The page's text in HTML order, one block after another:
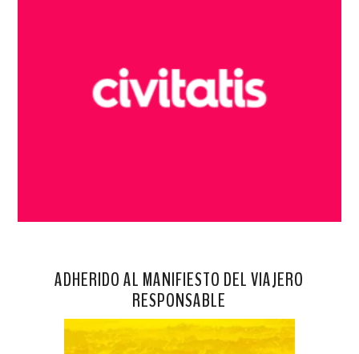
ADHERIDO AL MANIFIESTO DEL VIAJERO
RESPONSABLE